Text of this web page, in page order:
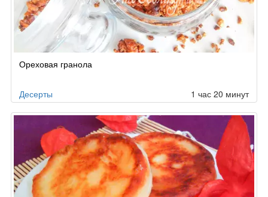
Ореховая гранола
Десерты 1 час 20 минут